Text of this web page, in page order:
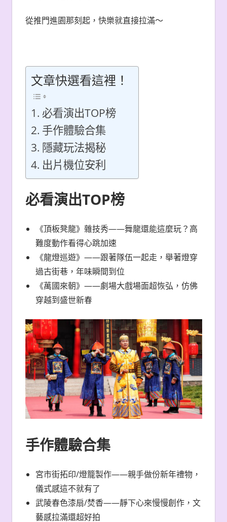
從推門進園那刻起，快樂就直接拉滿～
文章快選看這裡！
必看演出TOP榜
手作體驗合集
隱藏玩法揭秘
出片機位安利
必看演出TOP榜
《頂板凳龍》雜技秀——舞龍還能這麼玩？高
難度動作看得心跳加速
《龍燈巡遊》——跟著隊伍一起走，舉著燈穿
過古街巷，年味瞬間到位
《萬國來朝》——劇場大戲場面超恢弘，仿佛
穿越到盛世新春
手作體驗合集
宮市街拓印/燈籠製作——親手做份新年禮物，
儀式感這不就有了
武陵春色漆扇/焚香——靜下心來慢慢創作，文
藝感拉滿還超好拍